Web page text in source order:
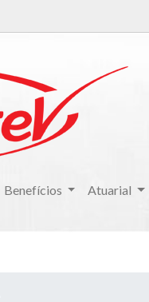
Benefícios Atuarial